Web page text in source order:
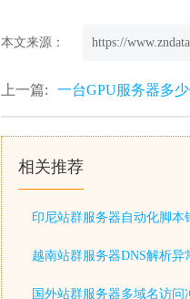
本文来源： https://
上一篇: 一台GPU服务器多
相关推荐
印尼站群服务器自动化脚本
越南站群服务器DNS解析异
国外站群服务器多域名访问